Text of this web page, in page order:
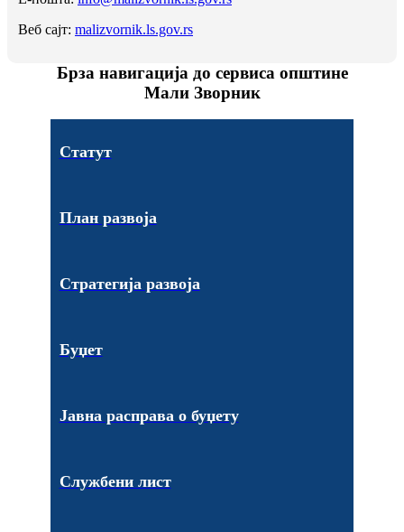
Веб сајт: malizvornik.ls.gov.rs
Брза навигација до сервиса општине
Мали Зворник
Статут
План развоја
Стратегија развоја
Буџет
Јавна расправа о буџету
Службени лист